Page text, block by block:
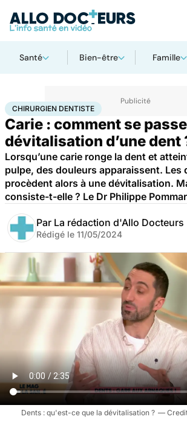
Santé Bien-être Famille
AccueilSantéUrgencesChirurgien dentiste
CHIRURGIEN DENTISTE
Carie : comment se
dévitalisation d’une dent
Lorsqu’une carie ronge la dent et
pulpe, des douleurs apparaissent. Les
procèdent alors à une dévitalisation.
consiste-t-elle ? Le Dr Philippe
Par La rédaction d'Allo Docteurs
Rédigé le 11/05/2024
Dents : qu'est-ce que la dévitalisation ?